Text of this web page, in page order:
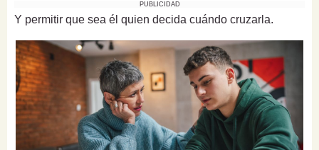
PUBLICIDAD
Y permitir que sea él quien decida cuándo cruzarla.